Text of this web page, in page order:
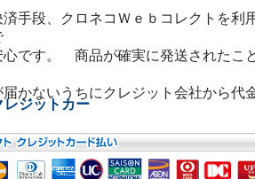
手段、クロネコＷｅｂコレクトを利
す。 商品が確実に発送されたこと
ないうちにクレジット会社から代
マト宅急便となります。
レジットカー